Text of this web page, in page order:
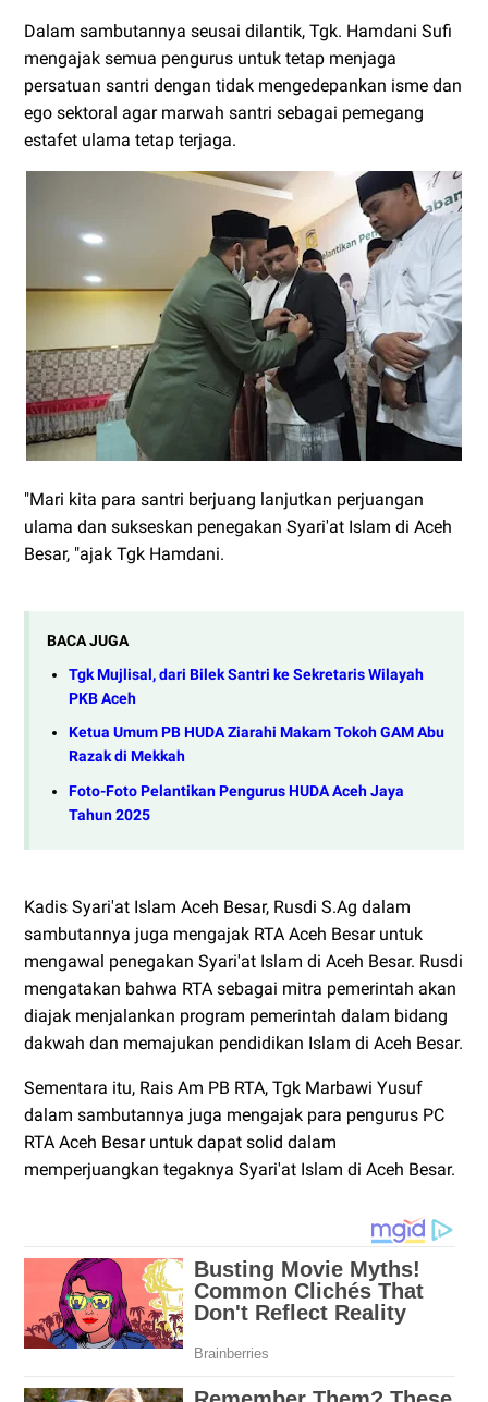
Dalam sambutannya seusai dilantik, Tgk. Hamdani Sufi
mengajak semua pengurus untuk tetap menjaga
persatuan santri dengan tidak mengedepankan isme dan
ego sektoral agar marwah santri sebagai pemegang
estafet ulama tetap terjaga.
"Mari kita para santri berjuang lanjutkan perjuangan
ulama dan sukseskan penegakan Syari'at Islam di Aceh
Besar, "ajak Tgk Hamdani.
BACA JUGA
Tgk Mujlisal, dari Bilek Santri ke Sekretaris Wilayah
PKB Aceh
Ketua Umum PB HUDA Ziarahi Makam Tokoh GAM Abu
Razak di Mekkah
Foto-Foto Pelantikan Pengurus HUDA Aceh Jaya
Tahun 2025
Kadis Syari'at Islam Aceh Besar, Rusdi S.Ag dalam
sambutannya juga mengajak RTA Aceh Besar untuk
mengawal penegakan Syari'at Islam di Aceh Besar. Rusdi
mengatakan bahwa RTA sebagai mitra pemerintah akan
diajak menjalankan program pemerintah dalam bidang
dakwah dan memajukan pendidikan Islam di Aceh Besar.
Sementara itu, Rais Am PB RTA, Tgk Marbawi Yusuf
dalam sambutannya juga mengajak para pengurus PC
RTA Aceh Besar untuk dapat solid dalam
memperjuangkan tegaknya Syari'at Islam di Aceh Besar.